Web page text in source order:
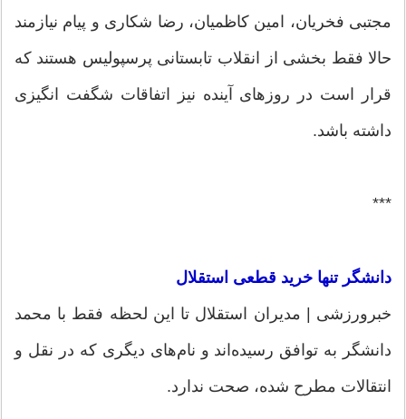
مجتبی فخریان، امین کاظمیان، رضا شکاری و پیام نیازمند
حالا فقط بخشی از انقلاب تابستانی پرسپولیس هستند که
قرار است در روزهای آینده نیز اتفاقات شگفت انگیزی
داشته باشد.
***
دانشگر تنها خرید قطعی استقلال
خبرورزشی | مدیران استقلال تا این لحظه فقط با محمد
دانشگر به توافق رسیده‌اند و نام‌های دیگری که در نقل و
انتقالات مطرح شده، صحت ندارد.